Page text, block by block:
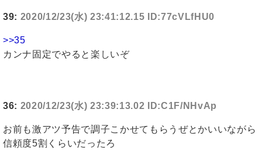
39: 2020/12/23(水) 23:41:12.15 ID:77cVLfHU0
>>35
カンナ固定でやると楽しいぞ
36: 2020/12/23(水) 23:39:13.02 ID:C1F/NHvAp
お前も激アツ予告で調子こかせてもらうぜとかいいながら
信頼度5割くらいだったろ